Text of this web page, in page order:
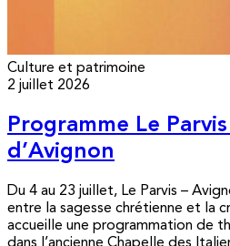
Culture et patrimoine
2 juillet 2026
Programme Le Parvis
d’Avignon
Du 4 au 23 juillet, Le Parvis –
entre la sagesse chrétienne et la
accueille une programmation de